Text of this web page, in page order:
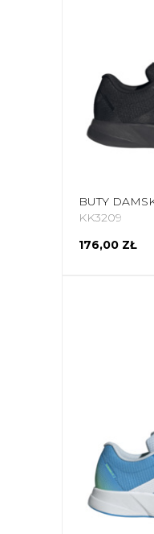
KK3209
176,00 ZŁ